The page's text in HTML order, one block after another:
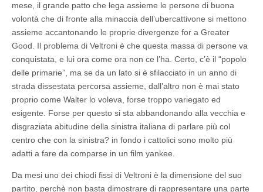
mese, il grande patto che lega assieme le persone di buona
volontà che di fronte alla minaccia dell’ubercattivone si mettono
assieme accantonando le proprie divergenze for a Greater
Good. Il problema di Veltroni è che questa massa di persone va
conquistata, e lui ora come ora non ce l’ha. Certo, c’è il “popolo
delle primarie”, ma se da un lato si è sfilacciato in un anno di
strada dissestata percorsa assieme, dall’altro non è mai stato
proprio come Walter lo voleva, forse troppo variegato ed
esigente. Forse per questo si sta abbandonando alla vecchia e
disgraziata abitudine della sinistra italiana di parlare più col
centro che con la sinistra? in fondo i cattolici sono molto più
adatti a fare da comparse in un film yankee.
Da mesi uno dei chiodi fissi di Veltroni è la dimensione del suo
partito, perchè non basta dimostrare di rappresentare una parte